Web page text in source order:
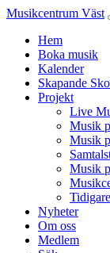
Musikcentrum Väst
Hem
Boka musik
Kalender
Skapande
Projekt
Live
Musik
Musik
Musik
Nyheter
Om oss
Medlem